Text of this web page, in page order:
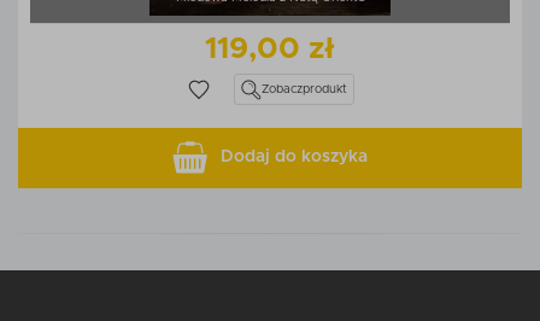
119,00 zł
Zobaczprodukt
Dodaj do koszyka